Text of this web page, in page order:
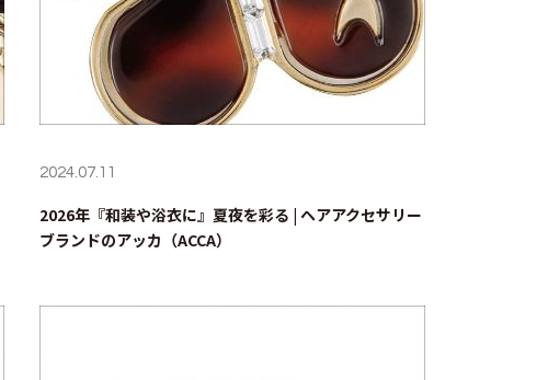
2024.07.11
2026年『和装や浴衣に』夏夜を彩る | ヘアアクセサリー
ブランドのアッカ（ACCA）